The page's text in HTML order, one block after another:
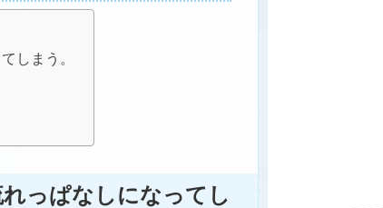
しまう。
っぱなしになってし